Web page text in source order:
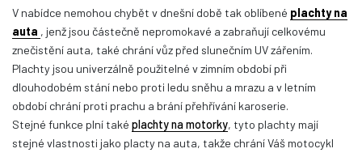
V nabídce nemohou chybět v dnešní době tak oblíbené plachty na
auta , jenž jsou částečně nepromokavé a zabraňují celkovému
znečistění auta, také chrání vůz před slunečním UV zářením.
Plachty jsou univerzálně použitelné v zimním období při
dlouhodobém stání nebo proti ledu sněhu a mrazu a v letním
období chrání proti prachu a brání přehřívání karoserie.
Stejné funkce plní také plachty na motorky, tyto plachty mají
stejné vlastnosti jako placty na auta, takže chrání Váš motocykl